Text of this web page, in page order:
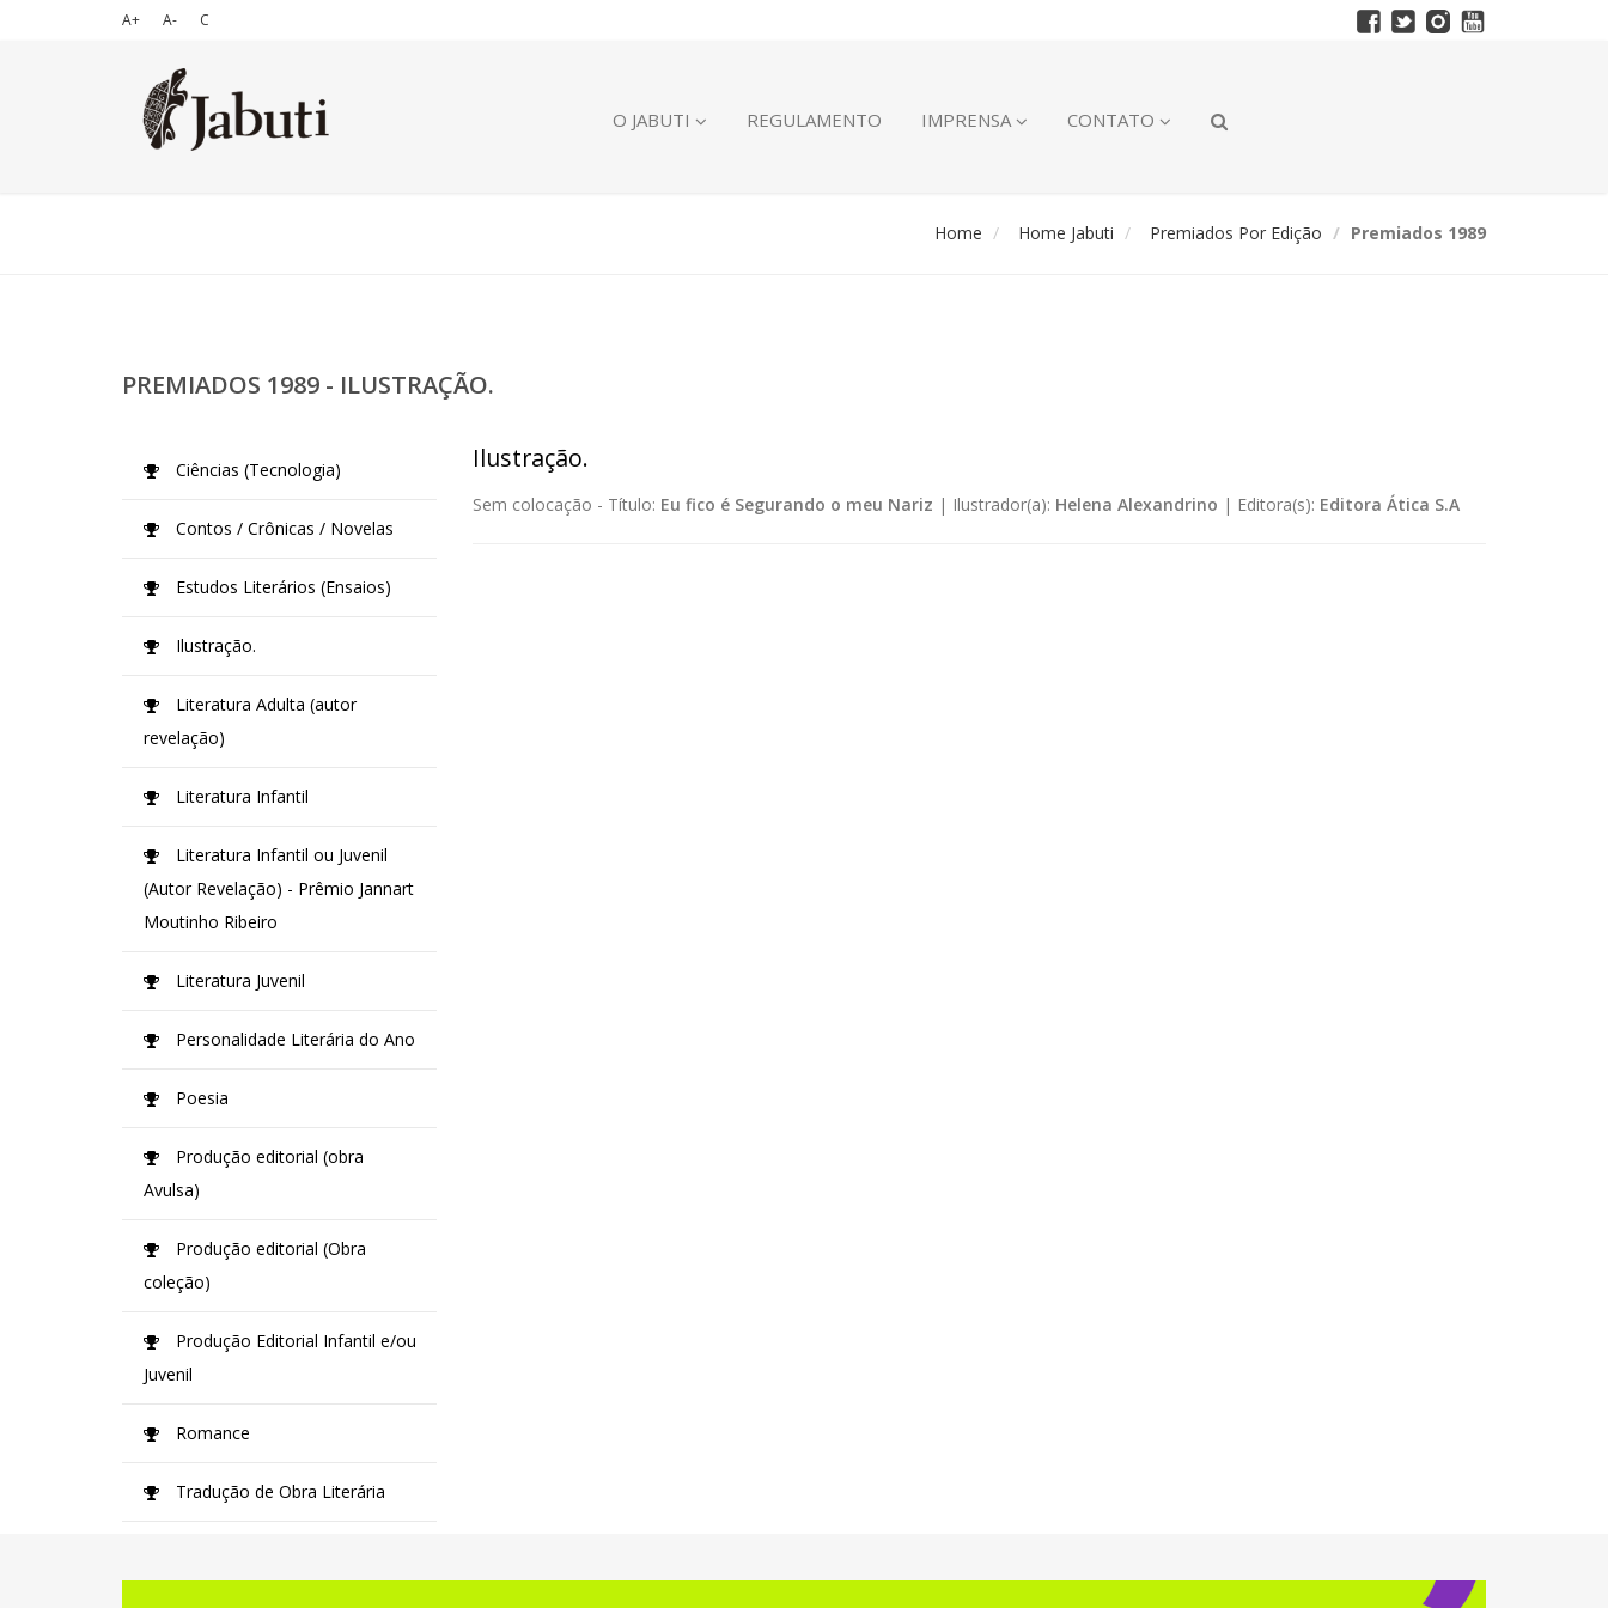
A+ A- C
O JABUTI REGULAMENTO IMPRENSA CONTATO
Home Home Jabuti Premiados Por Edição Premiados 1989
PREMIADOS 1989 - ILUSTRAÇÃO.
Ilustração.
Sem colocação - Título: Eu fico é Segurando o meu Nariz | Ilustrador(a): Helena Alexandrino | Editora(s): Editora Ática S.A
Ciências (Tecnologia)
Contos / Crônicas / Novelas
Estudos Literários (Ensaios)
Ilustração.
Literatura Adulta (autor
revelação)
Literatura Infantil
Literatura Infantil ou Juvenil
(Autor Revelação) - Prêmio Jannart
Moutinho Ribeiro
Literatura Juvenil
Personalidade Literária do Ano
Poesia
Produção editorial (obra
Avulsa)
Produção editorial (Obra
coleção)
Produção Editorial Infantil e/ou
Juvenil
Romance
Tradução de Obra Literária